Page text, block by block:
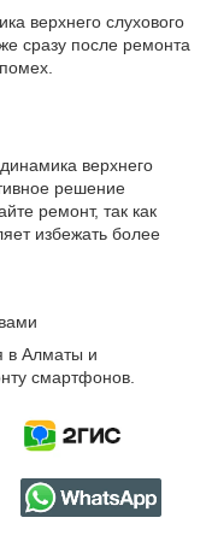
верхнего слухового
сразу после ремонта
верхнего
решение
ремонт, так как
избежать более
в Алматы и
смартфонов.